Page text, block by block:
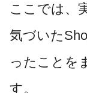
ここでは、
気づいた
ったことを
す。